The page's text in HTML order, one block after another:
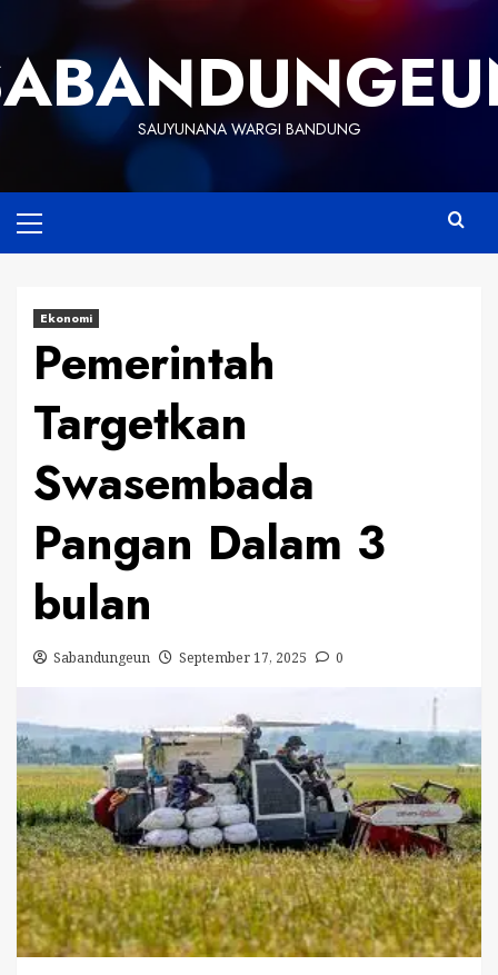
content
SAUYUNANA WARGI BANDUNG
Menu
Ekonomi
Pemerintah
Targetkan
Swasembada
Pangan Dalam 3
bulan
Sabandungeun September 17, 2025 0